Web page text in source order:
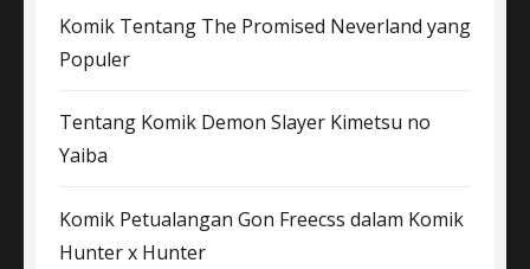
Komik Tentang The Promised Neverland yang
Populer
Tentang Komik Demon Slayer Kimetsu no
Yaiba
Komik Petualangan Gon Freecss dalam Komik
Hunter x Hunter